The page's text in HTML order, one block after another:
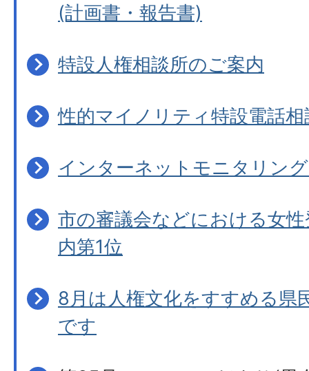
(計画書・報告書)
特設人権相談所のご案内
性的マイノリティ特設電話
インターネットモニタリン
市の審議会などにおける女
内第1位
8月は人権文化をすすめる県
です